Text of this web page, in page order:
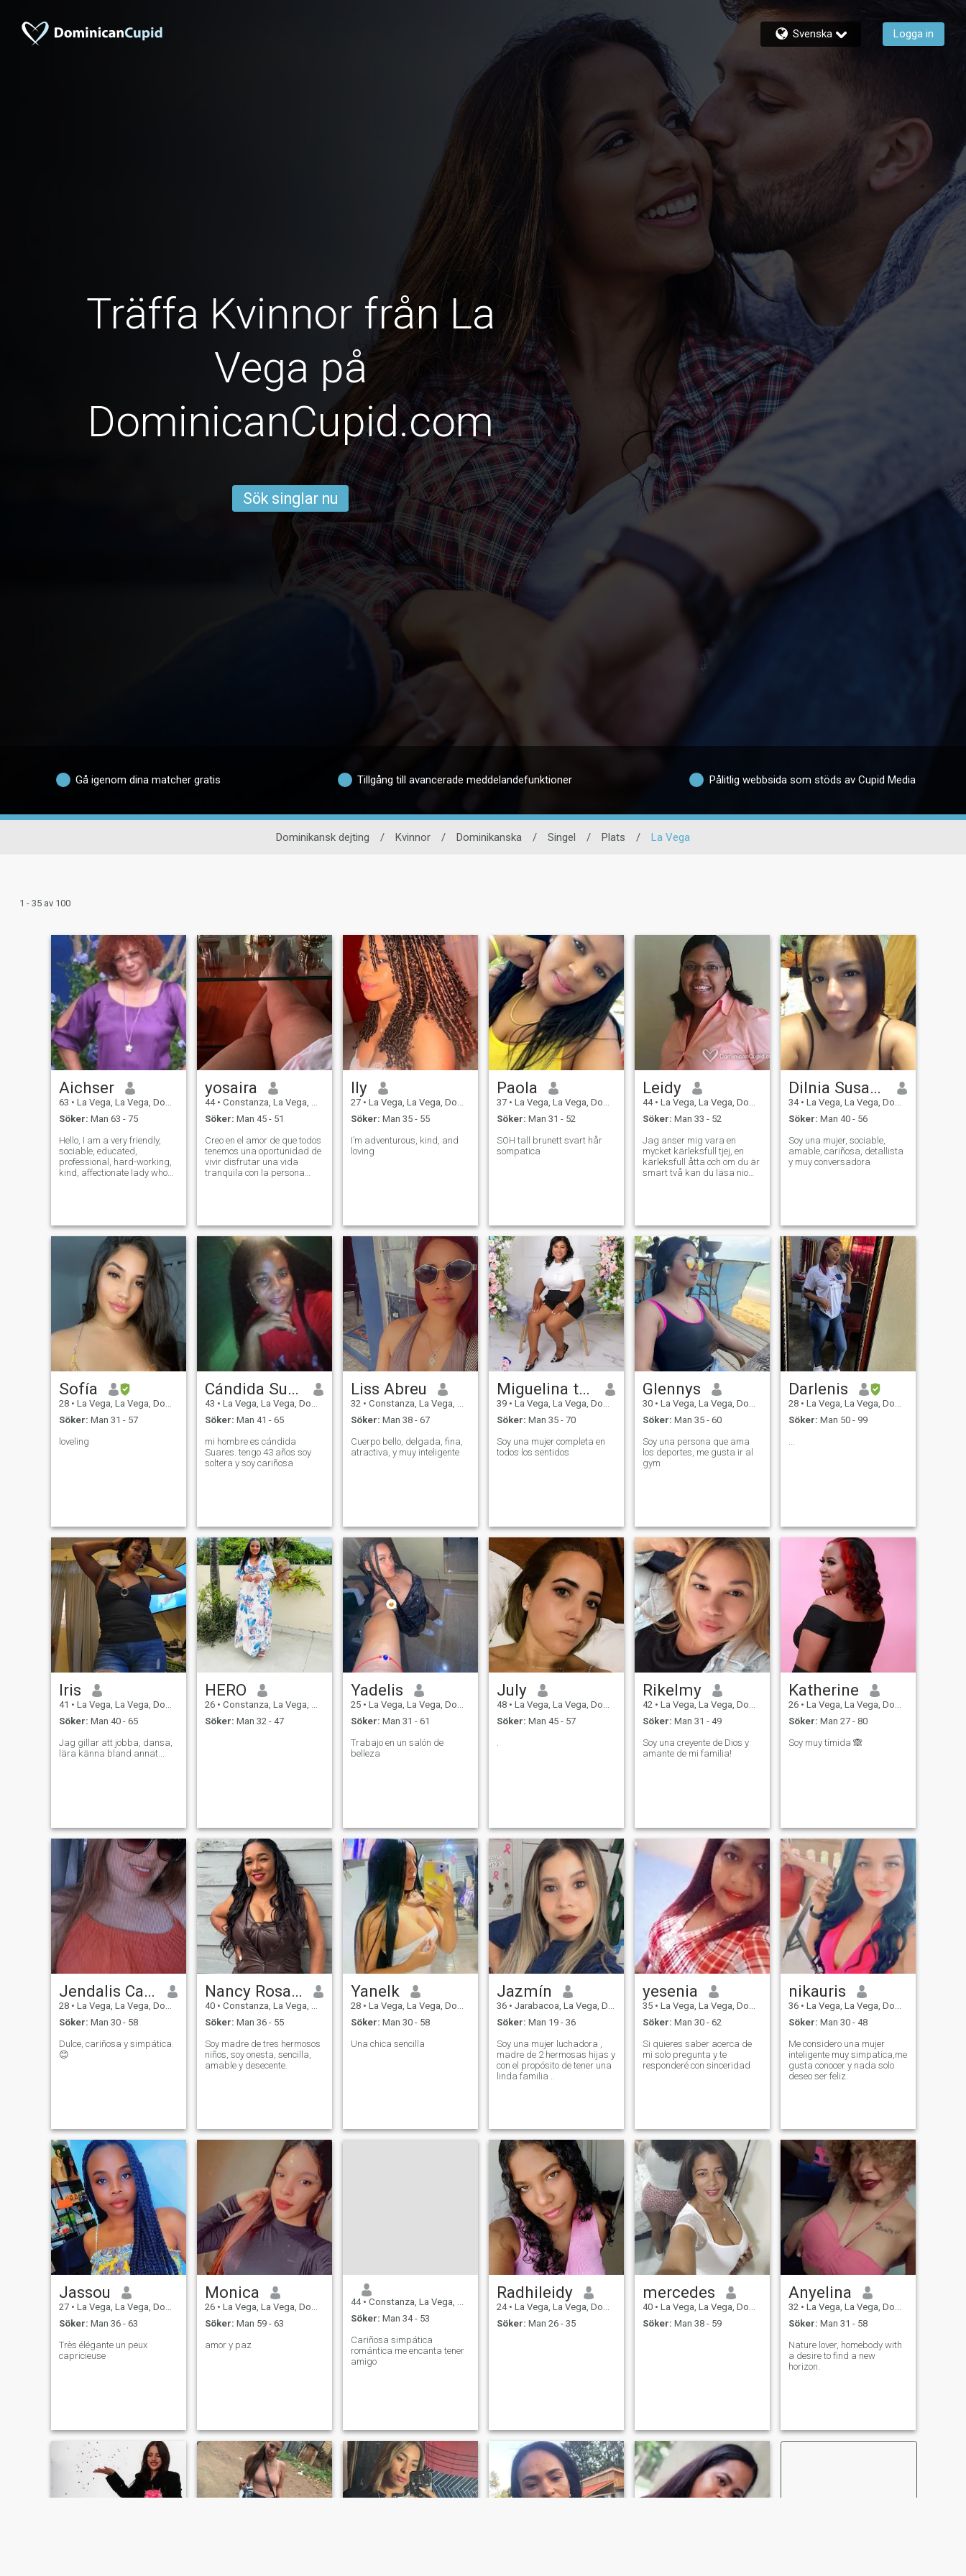
Svenska Logga in
Träffa Kvinnor från La
Vega på
DominicanCupid.com
Sök singlar nu
Gå igenom dina matcher gratis Tillgång till avancerade meddelandefunktioner Pålitlig webbsida som stöds av Cupid Media
Dominikansk dejting / Kvinnor / Dominikanska / Singel / Plats / La Vega
1 - 35 av 100
Aichser
63 • La Vega, La Vega, Dominikanska Rep.
Söker: Man 63 - 75
Hello, I am a very friendly,
sociable, educated,
professional, hard-working,
kind, affectionate lady who
am not looking for economic
yosaira
44 • Constanza, La Vega, Dominikanska Rep.
Söker: Man 45 - 51
Creo en el amor de que todos
tenemos una oportunidad de
vivir disfrutar una vida
tranquila con la persona
pajina para engañar a
nadie ni que me engañe
Ily
27 • La Vega, La Vega, Dominikanska Rep.
Söker: Man 35 - 55
I’m adventurous, kind, and
loving
Paola
37 • La Vega, La Vega, Dominikanska Rep.
Söker: Man 31 - 52
SOH tall brunett svart hår
sompatica
Leidy
44 • La Vega, La Vega, Dominikanska Rep.
Söker: Man 33 - 52
Jag anser mig vara en
mycket kärleksfull tjej, en
kärleksfull åtta och om du är
smart två kan du läsa nio
veta nya fem platser så jag
hoppas att jag kan läsa
mycket väl att ha kontakt
med mig
Dilnia Susana
34 • La Vega, La Vega, Dominikanska Rep.
Söker: Man 40 - 56
Soy una mujer, sociable,
amable, cariñosa, detallista
y muy conversadora
Sofía
28 • La Vega, La Vega, Dominikanska Rep.
Söker: Man 31 - 57
loveling
Cándida Suares
43 • La Vega, La Vega, Dominikanska Rep.
Söker: Man 41 - 65
mi hombre es cándida
Suares. tengo 43 años soy
soltera y soy cariñosa
Liss Abreu
32 • Constanza, La Vega, Dominikanska Rep.
Söker: Man 38 - 67
Cuerpo bello, delgada, fina,
atractiva, y muy inteligente
Miguelina tapia
39 • La Vega, La Vega, Dominikanska Rep.
Söker: Man 35 - 70
Soy una mujer completa en
todos los sentidos
Glennys
30 • La Vega, La Vega, Dominikanska Rep.
Söker: Man 35 - 60
Soy una persona que ama
los deportes, me gusta ir al
gym
Darlenis
28 • La Vega, La Vega, Dominikanska Rep.
Söker: Man 50 - 99
Iris
41 • La Vega, La Vega, Dominikanska Rep.
Söker: Man 40 - 65
Jag gillar att jobba, dansa,
lära känna bland annat...
HERO
26 • Constanza, La Vega, Dominikanska Rep.
Söker: Man 32 - 47
Yadelis
25 • La Vega, La Vega, Dominikanska Rep.
Söker: Man 31 - 61
Trabajo en un salón de
belleza
July
48 • La Vega, La Vega, Dominikanska Rep.
Söker: Man 45 - 57
Rikelmy
42 • La Vega, La Vega, Dominikanska Rep.
Söker: Man 31 - 49
Soy una creyente de Dios y
amante de mi familia!
Katherine
26 • La Vega, La Vega, Dominikanska Rep.
Söker: Man 27 - 80
Soy muy tímida 🙈
Jendalis Canela
28 • La Vega, La Vega, Dominikanska Rep.
Söker: Man 30 - 58
Dulce, cariñosa y simpática.
😊
Nancy Rosa Luna
40 • Constanza, La Vega, Dominikanska Rep.
Söker: Man 36 - 55
Soy madre de tres hermosos
niños, soy onesta, sencilla,
amable y desecente.
Yanelk
28 • La Vega, La Vega, Dominikanska Rep.
Söker: Man 30 - 58
Una chica sencilla
Jazmín
36 • Jarabacoa, La Vega, Dominikanska Rep.
Söker: Man 19 - 36
Soy una mujer luchadora ,
madre de 2 hermosas hijas y
con el propósito de tener una
linda familia ..
yesenia
35 • La Vega, La Vega, Dominikanska Rep.
Söker: Man 30 - 62
Si quieres saber acerca de
mi solo pregunta y te
responderé con sinceridad
nikauris
36 • La Vega, La Vega, Dominikanska Rep.
Söker: Man 30 - 48
Me considero una mujer
inteligente muy simpatica,me
gusta conocer y nada solo
deseo ser feliz.
Jassou
27 • La Vega, La Vega, Dominikanska Rep.
Söker: Man 36 - 63
Très élégante un peux
capricieuse
Monica
26 • La Vega, La Vega, Dominikanska Rep.
Söker: Man 59 - 63
amor y paz
44 • Constanza, La Vega, Dominikanska Rep.
Söker: Man 34 - 53
Cariñosa simpática
romántica me encanta tener
amigo
Radhileidy
24 • La Vega, La Vega, Dominikanska Rep.
Söker: Man 26 - 35
mercedes
40 • La Vega, La Vega, Dominikanska Rep.
Söker: Man 38 - 59
Anyelina
32 • La Vega, La Vega, Dominikanska Rep.
Söker: Man 31 - 58
Nature lover, homebody with
a desire to find a new
horizon.